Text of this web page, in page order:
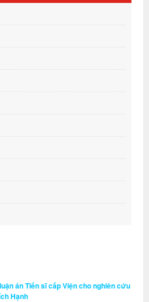
án Tiến sĩ cấp Viện cho nghiên cứu
Hạnh